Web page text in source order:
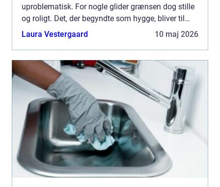
uproblematisk. For nogle glider grænsen dog stille
og roligt. Det, der begyndte som hygge, bliver til
noget, der styrer hverdagen. Når alkoholen ...
Laura Vestergaard 10 maj 2026